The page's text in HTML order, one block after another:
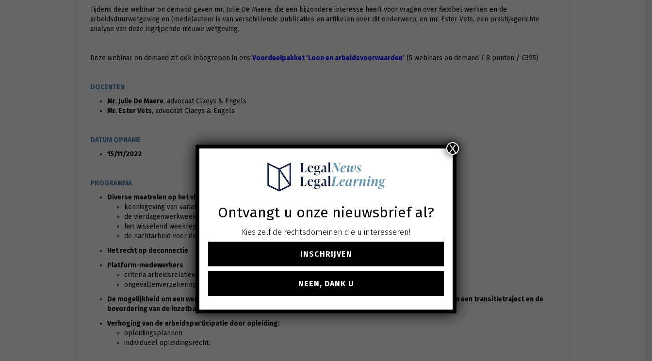
Tijdens deze webinar on demand geven mr. Julie De Maere, die een bijzondere interesse heeft voor vragen over flexibel werken en de
arbeidsduurwetgeving en (mede)auteur is van verschillende publicaties en artikelen over dit onderwerp, en mr. Ester Vets, een praktijkgerichte
analyse van deze ingrijpende nieuwe wetgeving.
Deze webinar on demand zit ook inbegrepen in ons Voordeelpakket ‘Loon en arbeidsvoorwaarden’ (5 webinars on demand / 8 punten / €395)
DOCENTEN
Mr. Julie De Maere, advocaat Claeys & Engels
Mr. Ester Vets, advocaat Claeys & Engels
DATUM OPNAME
15/11/2022
PROGRAMMA
Diverse maatrelen op het vlak van arbeidsduur:
kennisgeving van variabele deeltijdse uurroosters
de vierdagenwerkweek
het wisselend weekregime
de nachtarbeid voor de e-commerce
Het recht op deconnectie
Platform-medewerkers
criteria arbeidsrelatiewet
ongevallenverzekering
De mogelijkheid om een werknemer tijdens een opzeggingstermijn ter beschikking te stellen in het kader van een transitietraject en de
bevordering van de inzetbaarheid van werknemers via een ontslagpakket.
Verhoging van de arbeidsparticipatie door opleiding:
opleidingsplannen
individueel opleidingsrecht.
Ontvangt u onze nieuwsbrief al?
Kies zelf de rechtsdomeinen die u interesseren!
INSCHRIJVEN
NEEN, DANK U
X